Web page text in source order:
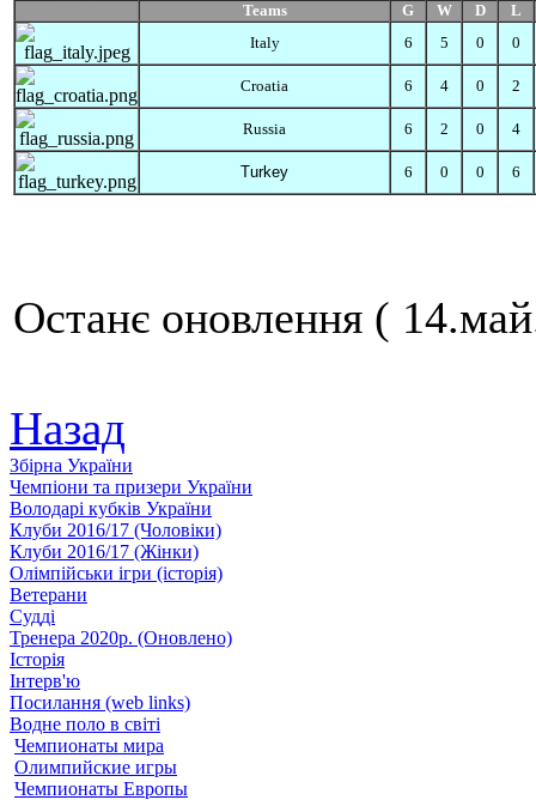
Teams G W D
L
Italy
6 5 0 0
Croatia 6 4 0 2
Russia 6 2 0 4
Turkey 6 0 0 6
Останє оновлення (
Назад
Збiрна України
Чемпіони та призери України
Володарі кубків України
Клуби 2016/17 (Чоловiки)
Клуби 2016/17 (Жiнки)
Олімпійськи ігри (історія)
Ветерани
Судді
Тренера 2020р. (Оновлено)
Історія
Iнтерв'ю
Посилання (web links)
Водне поло в світі
Чемпионаты мира
Олимпийские игры
Чемпионаты Европы